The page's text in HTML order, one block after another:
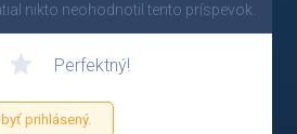
nikto neohodnotil tento príspevok.
Perfektný!
prihlásený.